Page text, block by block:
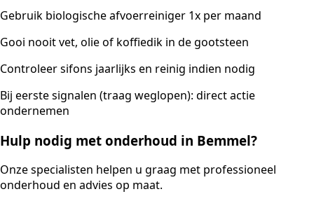
Gebruik biologische afvoerreiniger 1x per maand
Gooi nooit vet, olie of koffiedik in de gootsteen
Controleer sifons jaarlijks en reinig indien nodig
Bij eerste signalen (traag weglopen): direct actie
ondernemen
Hulp nodig met onderhoud in Bemmel?
Onze specialisten helpen u graag met professioneel
onderhoud en advies op maat.